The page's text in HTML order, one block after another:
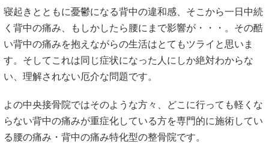
寝起きとともに憂鬱になる背中の違和感、そこから一日中続
く背中の痛み、もしかしたら腰にまで影響が・・・。その酷
い背中の痛みを抱えながらの生活はとてもツライと思いま
す。そしてこれは同じ症状になった人にしか絶対わからな
い、理解されない厄介な問題です。
よの中央接骨院ではそのような方々、どこに行っても軽くな
らない背中の痛みが重症化している方を専門的に施術してい
る腰の痛み・背中の痛み特化型の整骨院です。